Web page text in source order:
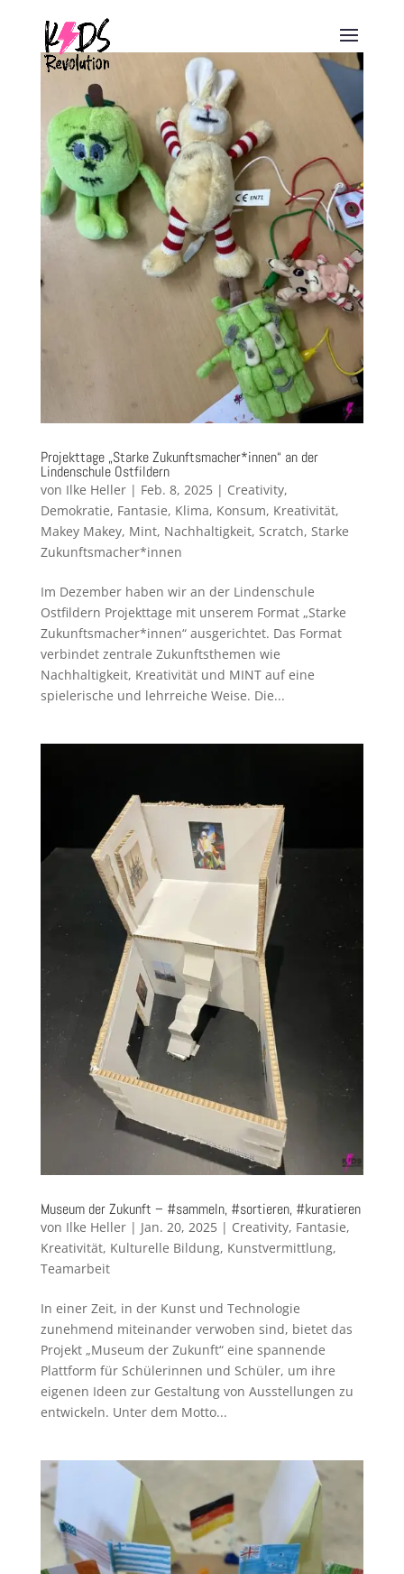
Projekttage „Starke Zukunftsmacher*innen“ an der
Lindenschule Ostfildern
von Ilke Heller| Feb. 8, 2025| Creativity,
Demokratie, Fantasie, Klima, Konsum, Kreativität,
Makey Makey, Mint, Nachhaltigkeit, Scratch, Starke
Zukunftsmacher*innen
Im Dezember haben wir an der Lindenschule
Ostfildern Projekttage mit unserem Format „Starke
Zukunftsmacher*innen“ ausgerichtet. Das Format
verbindet zentrale Zukunftsthemen wie
Nachhaltigkeit, Kreativität und MINT auf eine
spielerische und lehrreiche Weise. Die...
Museum der Zukunft – #sammeln, #sortieren, #kuratieren
von Ilke Heller| Jan. 20, 2025| Creativity, Fantasie,
Kreativität, Kulturelle Bildung, Kunstvermittlung,
Teamarbeit
In einer Zeit, in der Kunst und Technologie
zunehmend miteinander verwoben sind, bietet das
Projekt „Museum der Zukunft“ eine spannende
Plattform für Schülerinnen und Schüler, um ihre
eigenen Ideen zur Gestaltung von Ausstellungen zu
entwickeln. Unter dem Motto...